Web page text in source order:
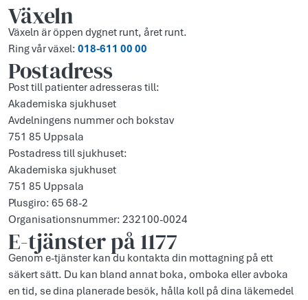
Växeln
Växeln är öppen dygnet runt, året runt.
Ring vår växel: 018-611 00 00
Postadress
Post till patienter adresseras till:
Akademiska sjukhuset
Avdelningens nummer och bokstav
751 85 Uppsala
Postadress till sjukhuset:
Akademiska sjukhuset
751 85 Uppsala
Plusgiro: 65 68-2
Organisationsnummer: 232100-0024
E-tjänster på 1177
Genom e-tjänster kan du kontakta din mottagning på ett
säkert sätt. Du kan bland annat boka, omboka eller avboka
en tid, se dina planerade besök, hålla koll på dina läkemedel